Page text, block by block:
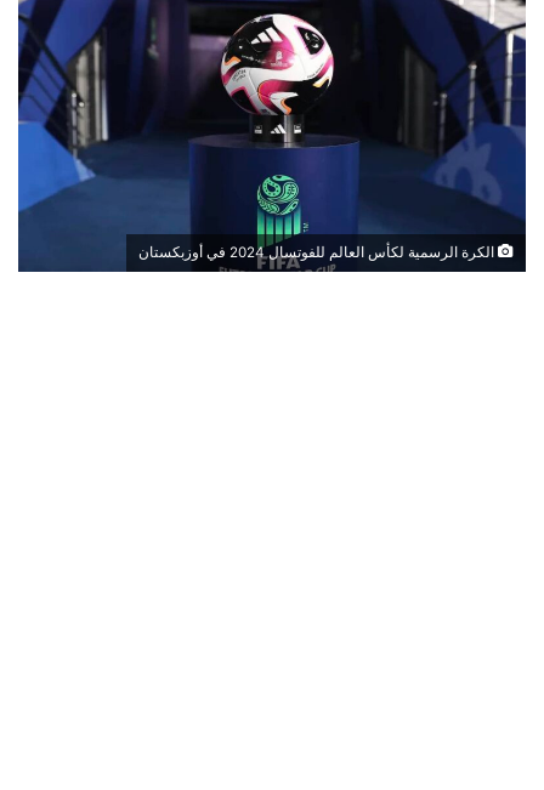
الكرة الرسمية لكأس العالم للفوتسال 2024 في أوزبكستان